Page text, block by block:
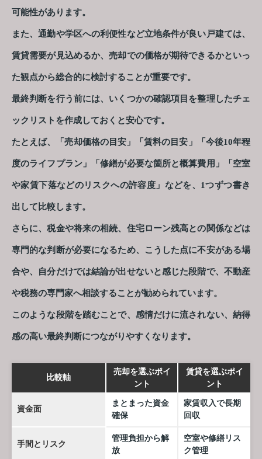
可能性があります。
また、通勤や学区への利便性など立地条件が良い戸建ては、
賃貸需要が見込めるか、売却での価格が期待できるかといっ
た観点から総合的に検討することが重要です。
最終判断を行う前には、いくつかの確認項目を整理したチェ
ックリストを作成しておくと安心です。
たとえば、「売却価格の目安」「賃料の目安」「今後10年程
度のライフプラン」「修繕が必要な箇所と概算費用」「空室
や家賃下落などのリスクへの許容度」などを、1つずつ書き
出して比較します。
さらに、税金や将来の相続、住宅ローン残高との関係などは
専門的な判断が必要になるため、こうした点に不安がある場
合や、自分だけでは結論が出せないと感じた段階で、不動産
や税務の専門家へ相談することが勧められています。
このような段階を踏むことで、感情だけに流されない、納得
感の高い最終判断につながりやすくなります。
比較軸
売却を選ぶポイ
ント
賃貸を選ぶポイ
ント
資金面
まとまった資金
確保
家賃収入で長期
回収
手間とリスク
管理負担から解
放
空室や修繕リス
ク管理